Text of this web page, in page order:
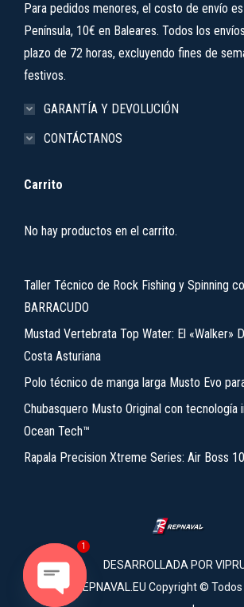
Para pedidos menores, el costo de envío
Península, 10€ en Baleares. Todos los
plazo de 72 horas, excluyendo fines de
festivos.
GARANTÍA Y DEVOLUCIÓN
CONTÁCTANOS
Carrito
No hay productos en el carrito.
Taller Técnico de Rock Fishing y Spinning
BARRACUDO
Mustad Vertebrata Top Water: El «Walker»
Costa Asturiana
Polo técnico de manga larga Musto Evo
Chubasquero Musto Original con tecnología
Ocean Tech™
Rapala Precision Xtreme Series: Air Boss
DESARROLLADA POR
2026 REPNAVAL.EU Copyright ©
1